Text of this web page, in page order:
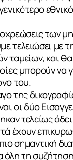
των
τελειώσει
ταμείων, και
μπορούν
του.
της
οι δύο
τελείως
έχουν
σημαντική
τη